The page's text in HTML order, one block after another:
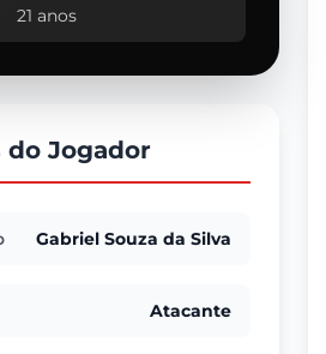
21 anos
Jogador
Gabriel Souza da Silva
Atacante